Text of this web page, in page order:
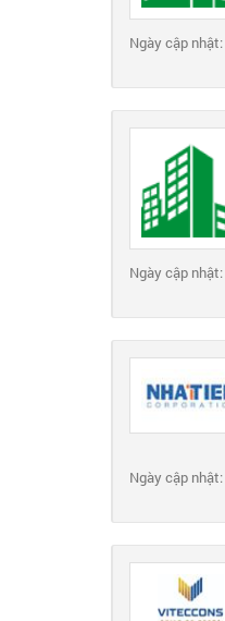
Ngày cập nhật:
Ngày cập nhật:
Ngày cập nhật: